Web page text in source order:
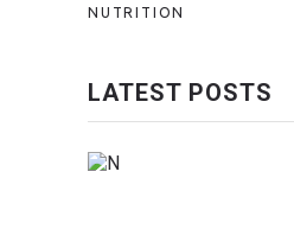
NUTRITION
LATEST POSTS